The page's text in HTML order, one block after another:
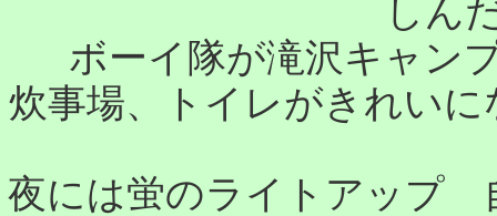
しん
ボーイ隊が滝沢キャン
炊事場、トイレがきれい
夜には蛍のライトアップ